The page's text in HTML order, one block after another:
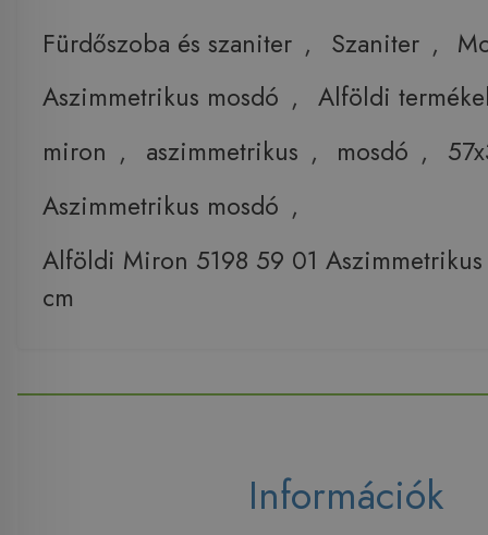
Fürdőszoba és szaniter , Szaniter ,
Aszimmetrikus mosdó , Alföldi
miron , aszimmetrikus , mosdó ,
Aszimmetrikus mosdó ,
Alföldi Miron 5198 59 01 Aszimmetrikus
cm
Információk